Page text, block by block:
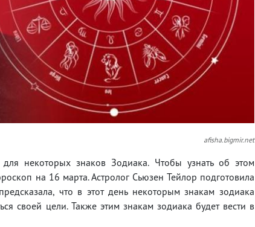
afisha.bigmir.net
некоторых знаков Зодиака. Чтобы узнать об этом
на 16 марта. Астролог Сьюзен Тейлор подготовила
что в этот день некоторым знакам зодиака
своей цели. Также этим знакам зодиака будет вести в